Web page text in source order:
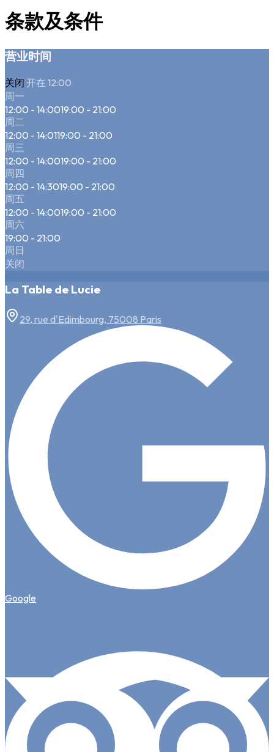
条款及条件
营业时间
关闭 开在 12:00
周一
12:00 - 14:0019:00 - 21:00
周二
12:00 - 14:0119:00 - 21:00
周三
12:00 - 14:0019:00 - 21:00
周四
12:00 - 14:3019:00 - 21:00
周五
12:00 - 14:0019:00 - 21:00
周六
19:00 - 21:00
周日
关闭
La Table de Lucie
29, rue d'Edimbourg, 75008 Paris
Google